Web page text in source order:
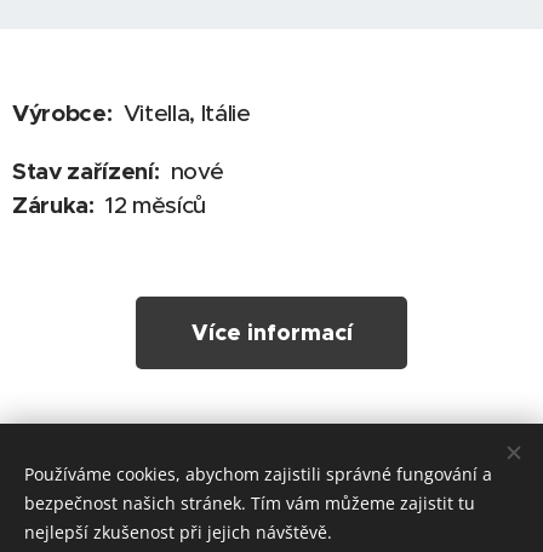
Výrobce: Vitella, Itálie
Stav zařízení: nové
Záruka: 12 měsíců
Více informací
Tesoro Technic s.r.o.
Zásady ochrany osobních údajů
Používáme cookies, abychom zajistili správné fungování a
bezpečnost našich stránek. Tím vám můžeme zajistit tu
nejlepší zkušenost při jejich návštěvě.